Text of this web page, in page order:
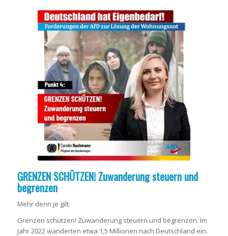
GRENZEN SCHÜTZEN! Zuwanderung steuern und
begrenzen
Mehr denn je gilt:
Grenzen schützen! Zuwanderung steuern und begrenzen. Im
Jahr 2022 wanderten etwa 1,5 Millionen nach Deutschland ein.